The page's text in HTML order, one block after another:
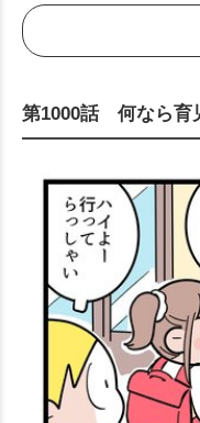
第1000話 何なら育